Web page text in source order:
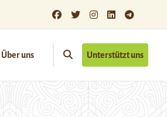
Über uns Unterstützt uns